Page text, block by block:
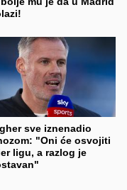
sve iznenadio
"Oni će osvojiti
ligu, a razlog je